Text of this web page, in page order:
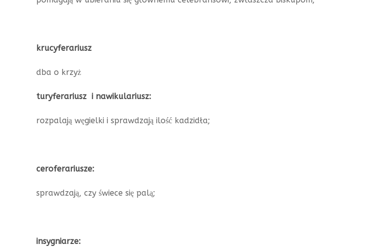
krucyferariusz
dba o krzyż
turyferariusz i nawikulariusz:
rozpalają węgielki i sprawdzają ilość kadzidła;
ceroferariusze:
sprawdzają, czy świece się palą;
insygniarze: